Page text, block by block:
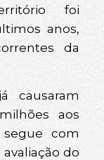
foi
anos,
da
causaram
aos
segue com
do